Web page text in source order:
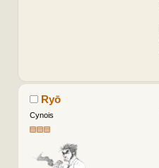
Ryō
Cynois